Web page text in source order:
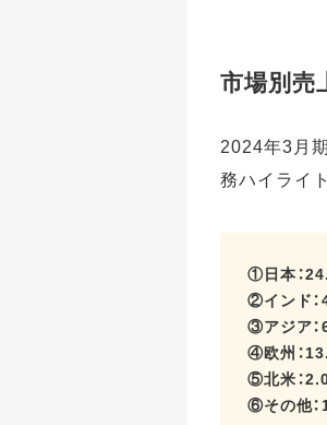
市場別売
2024年3月
務ハイライ
①日本：
②インド：
③アジア：
④欧州：
⑤北米：
⑥その他：